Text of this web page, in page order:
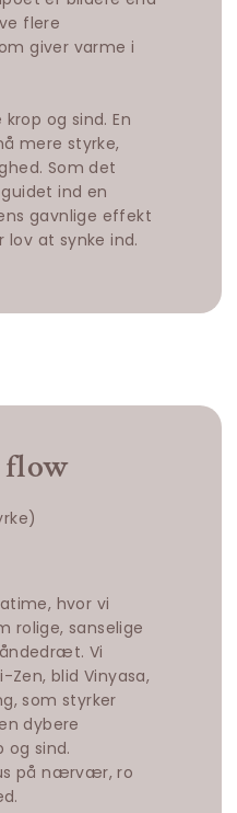
flere
giver varme i
og sind. En
mere styrke,
Som det
ind en
gavnlige effekt
lov at synke ind.
flow
hvor vi
rolige, sanselige
Vi
blid Vinyasa,
som styrker
dybere
og sind.
på nærvær, ro